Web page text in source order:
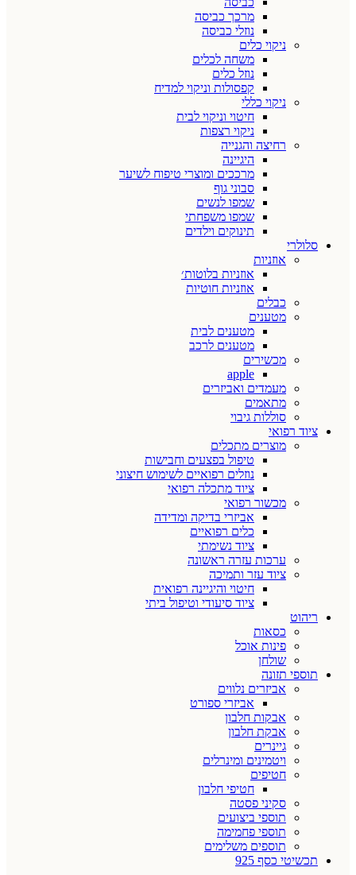
מרכך כביסה
נוזלי כביסה
ניקוי כלים
משחה לכלים
נוזל כלים
קפסולות וניקוי למדיח
ניקוי כללי
חיטוי וניקוי לבית
ניקוי רצפות
רחיצה והגנייה
היגיינה
מרככים ומוצרי טיפוח לשיער
סבוני גוף
שמפו לנשים
שמפו משפחתי
תינוקים וילדים
סלולרי
אוזניות
אוזניות בלוטות׳
אוזניות חוטיות
כבלים
מטענים
מטענים לבית
מטענים לרכב
מכשירים
apple
מעמדים ואביזרים
מתאמים
סוללות גיבוי
ציוד רפואי
מוצרים מתכלים
טיפול בפצעים וחבישות
נוזלים רפואיים לשימוש חיצוני
ציוד מתכלה רפואי
מכשור רפואי
אביזרי בדיקה ומדידה
כלים רפואיים
ציוד נשימתי
ערכות עזרה ראשונה
ציוד עזר ותמיכה
חיטוי והיגיינה רפואית
ציוד סיעודי וטיפול ביתי
ריהוט
כסאות
פינות אוכל
שולחן
תוספי תזונה
אביזרים נלווים
אביזרי ספורט
אבקות חלבון
אבקת חלבון
גיינרים
ויטמינים ומינרלים
חטיפים
חטיפי חלבון
סקיני פסטה
תוספי ביצועים
תוספי פחמימה
תוספים משלימים
תכשיטי כסף 925